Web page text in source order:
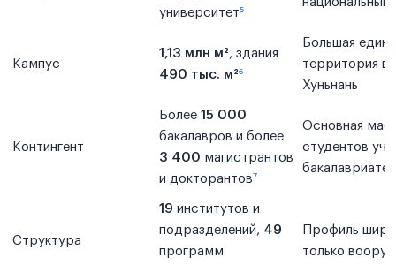
университет⁵
Кампус
1,13 млн м², здания
490 тыс. м²⁶
Большая
территория в
Хуньнань
Контингент
Более 15 000
бакалавров и более
3 400 магистрантов
и докторантов⁷
Основная
студентов
бакалавриате
Структура
19 институтов и
подразделений, 49
программ
Профиль
только